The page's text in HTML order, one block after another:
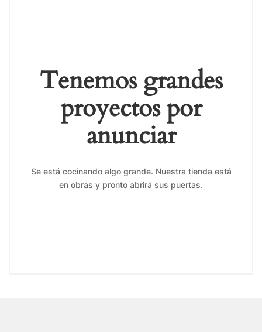
Tenemos grandes
proyectos por
anunciar
Se está cocinando algo grande. Nuestra tienda está
en obras y pronto abrirá sus puertas.